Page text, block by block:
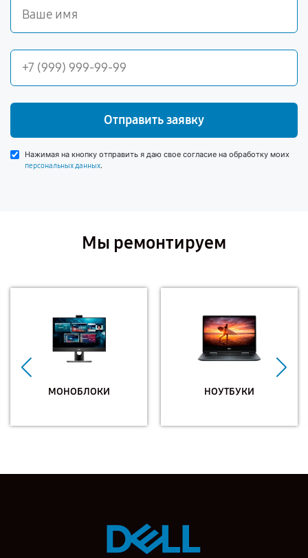
Отправить заявку
Нажимая на кнопку отправить я даю свое согласие на обработку моих
персональных данных.
Мы ремонтируем
МОНОБЛОКИ НОУТБУКИ